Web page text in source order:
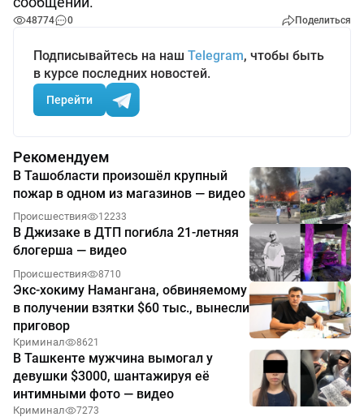
48774 0 Поделиться
Подписывайтесь на наш Telegram, чтобы быть
в курсе последних новостей.
Перейти
Рекомендуем
В Ташобласти произошёл крупный
пожар в одном из магазинов — видео
Происшествия 12233
В Джизаке в ДТП погибла 21-летняя
блогерша — видео
Происшествия 8710
Экс-хокиму Намангана, обвиняемому
в получении взятки $60 тыс., вынесли
приговор
Криминал 8621
В Ташкенте мужчина вымогал у
девушки $3000, шантажируя её
интимными фото — видео
Криминал 7273